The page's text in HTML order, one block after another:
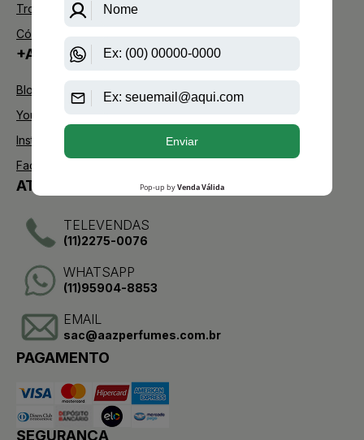
Trocas e Devoluções
Código de defesa do consumidor
+AAZ PERFUMES
Blog
Youtube
Instagram
Facebook
ATENDIMENTO
TELEVENDAS
(11)2275-0076
WHATSAPP
(11)95904-8853
EMAIL
sac@aazperfumes.com.br
PAGAMENTO
SEGURANÇA